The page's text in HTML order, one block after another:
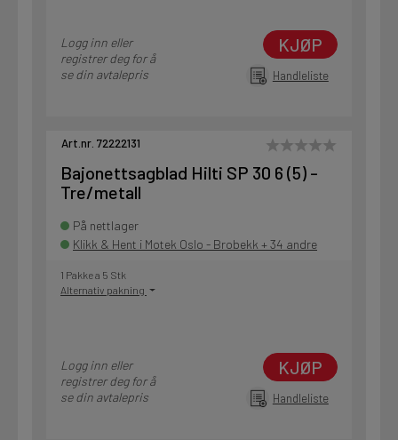
Logg inn eller
registrer deg for å
se din avtalepris
KJØP
Handleliste
Art.nr. 72222131
Bajonettsagblad Hilti SP 30 6 (5) -
Tre/metall
På nettlager
Klikk & Hent i Motek Oslo - Brobekk + 34 andre
1 Pakke a 5 Stk
Alternativ pakning
Logg inn eller
registrer deg for å
se din avtalepris
KJØP
Handleliste